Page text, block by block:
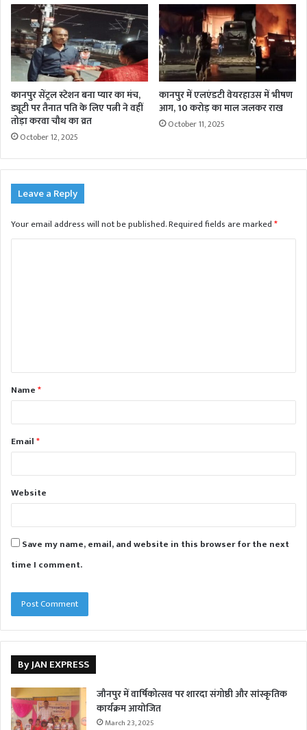
कानपुर सेंट्रल स्टेशन बना प्यार का मंच,
ड्यूटी पर तैनात पति के लिए पत्नी ने वहीं
तोड़ा करवा चौथ का व्रत
October 12, 2025
कानपुर में एलएंडटी वेयरहाउस में भीषण
आग, 10 करोड़ का माल जलकर राख
October 11, 2025
Leave a Reply
Your email address will not be published.Required fields are marked*
t
*Name*
Email*
Website
Save my name, email, and website in this browser for the next
time I comment.
By JAN EXPRESS
जौनपुर में वार्षिकोत्सव पर शारदा संगोष्ठी और सांस्कृतिक
कार्यक्रम आयोजित
March 23, 2025